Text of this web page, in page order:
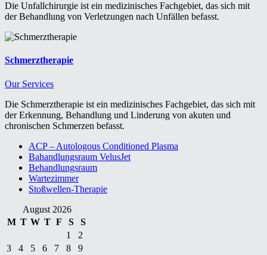
Die Unfallchirurgie ist ein medizinisches Fachgebiet, das sich mit
der Behandlung von Verletzungen nach Unfällen befasst.
Schmerztherapie
Our Services
Die Schmerztherapie ist ein medizinisches Fachgebiet, das sich mit
der Erkennung, Behandlung und Linderung von akuten und
chronischen Schmerzen befasst.
ACP – Autologous Conditioned Plasma
Bahandlungsraum VelusJet
Behandlungsraum
Wartezimmer
Stoßwellen-Therapie
August 2026
M T W T F S
S
1
2
3
4 5 6 7 8
9